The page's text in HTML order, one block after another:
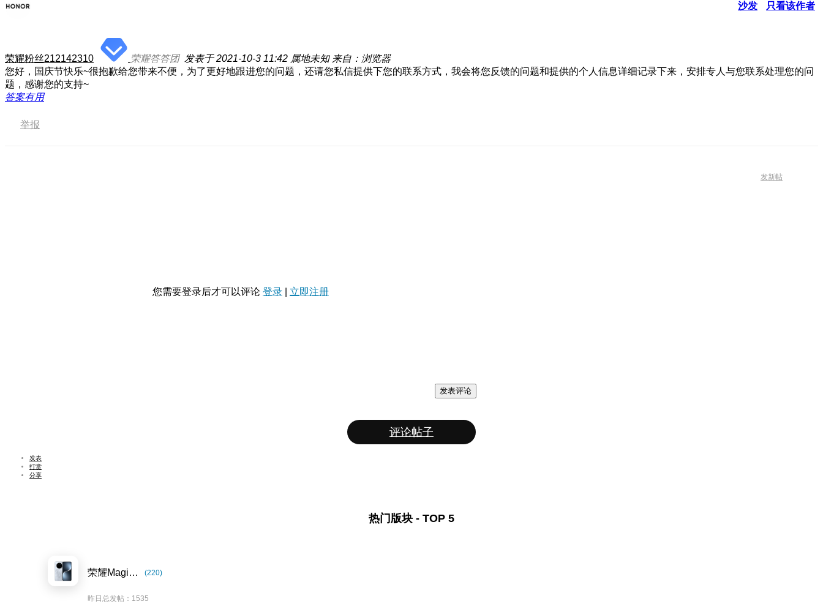
沙发 只看该作者
荣耀粉丝212142310 荣耀答答团 发表于 2021-10-3 11:42 属地未知 来自：浏览器
您好，国庆节快乐~很抱歉给您带来不便，为了更好地跟进您的问题，还请您私信提供下您的联系方式，我会将您反馈的问题和提供的个人信息详细记录下来，安排专人与您联系处理您的问
题，感谢您的支持~
答案有用
举报
发新帖
您需要登录后才可以评论 登录 立即注册
发表评论
评论帖子
发表
打赏
分享
热门版块 - TOP 5
荣耀Magic7系列 (220)
昨日总发帖：1535